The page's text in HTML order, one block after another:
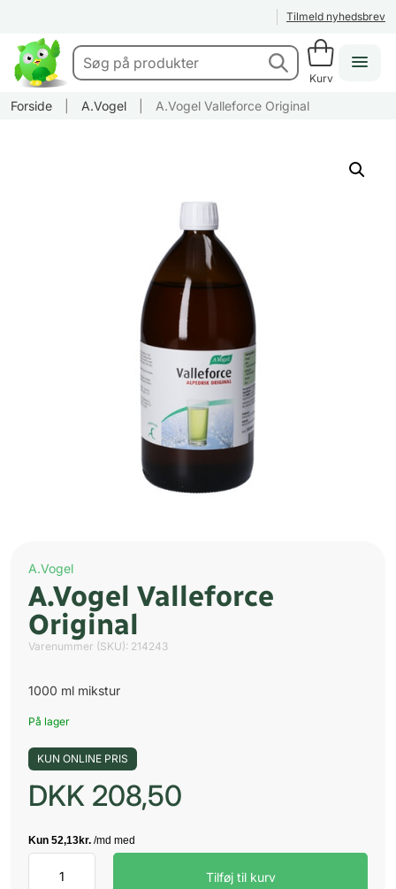
Tilmeld nyhedsbrev
Kurv
Forside A.Vogel A.Vogel Valleforce Original
A.Vogel
A.Vogel Valleforce
Original
Varenummer (SKU): 214243
1000 ml mikstur
På lager
KUN ONLINE PRIS
DKK 208,50
Valleforce
Tilføj til kurv